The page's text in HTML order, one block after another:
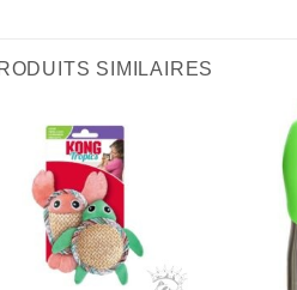
SIMILAIRES